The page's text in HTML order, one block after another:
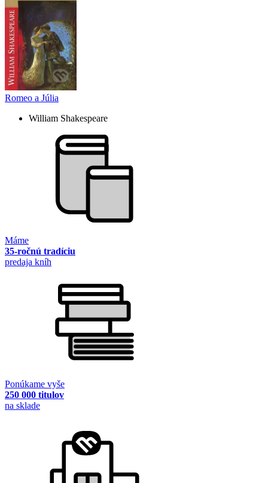
Romeo a Júlia
William Shakespeare
Máme
35-ročnú tradíciu
predaja kníh
Ponúkame vyše
250 000 titulov
na sklade